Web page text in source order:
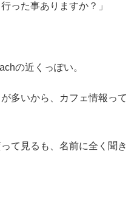
った事ありますか？」
の近くっぽい。
多いから、カフェ情報って
て見るも、名前に全く聞き